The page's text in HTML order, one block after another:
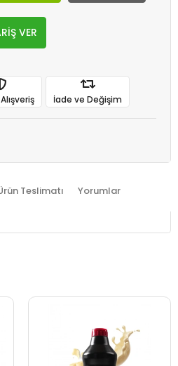
VER
İade ve Değişim
Teslimatı Yorumlar